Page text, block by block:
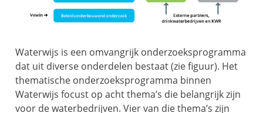
Waterwijs is een omvangrijk onderzoeksprogramma
dat uit diverse onderdelen bestaat (zie figuur). Het
thematische onderzoeksprogramma binnen
Waterwijs focust op acht thema’s die belangrijk zijn
voor de waterbedrijven. Viervan diethema’s zijn